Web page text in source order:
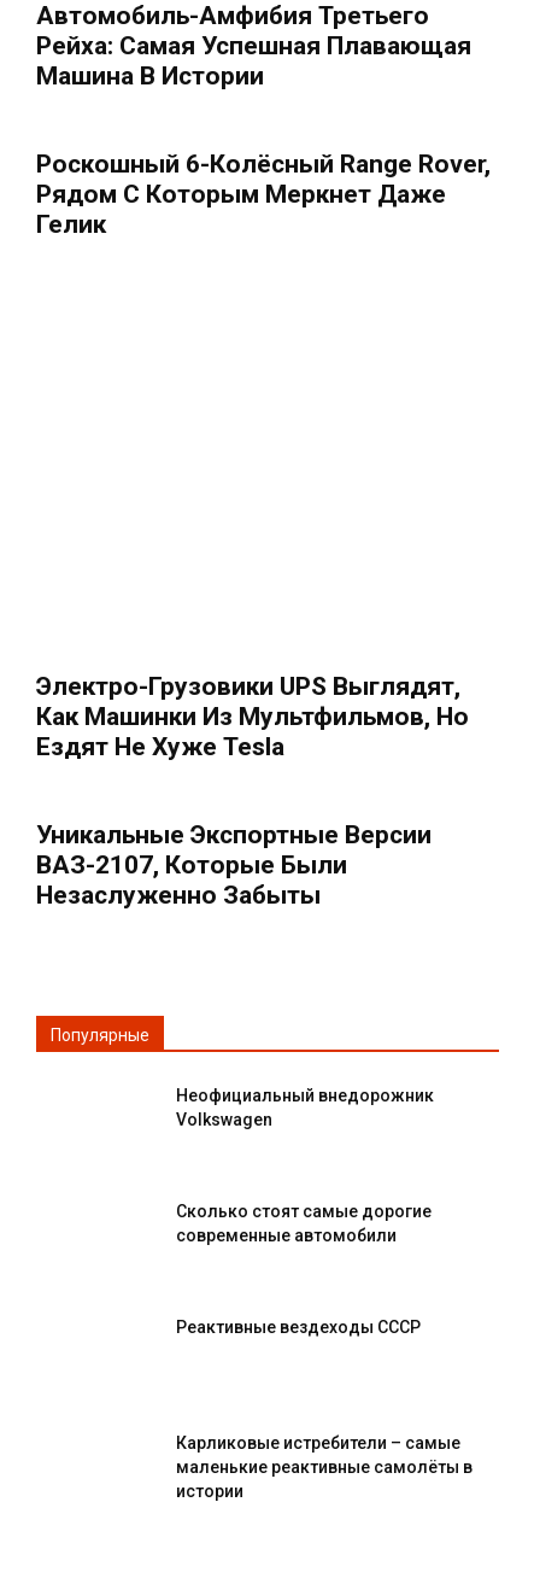
Автомобиль-Амфибия Третьего
Рейха: Самая Успешная Плавающая
Машина В Истории
Роскошный 6-Колёсный Range Rover,
Рядом С Которым Меркнет Даже
Гелик
Электро-Грузовики UPS Выглядят,
Как Машинки Из Мультфильмов, Но
Ездят Не Хуже Tesla
Уникальные Экспортные Версии
ВАЗ-2107, Которые Были
Незаслуженно Забыты
Популярные
Неофициальный внедорожник
Volkswagen
Сколько стоят самые дорогие
современные автомобили
Реактивные вездеходы СССР
Карликовые истребители – самые
маленькие реактивные самолёты в
истории